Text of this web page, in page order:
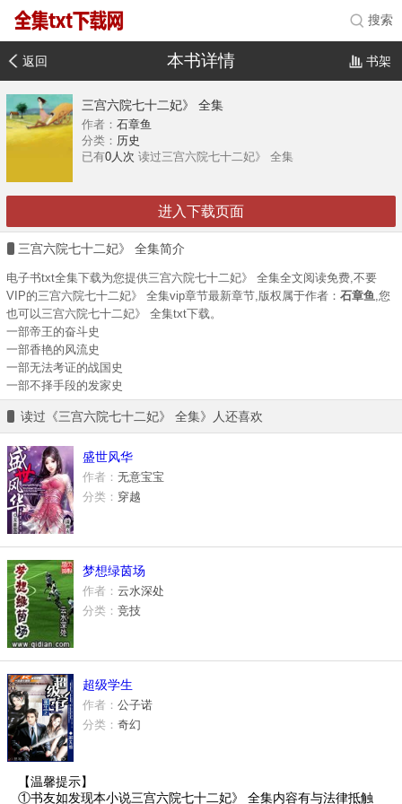
搜索
返回 本书详情 书架
三宫六院七十二妃》 全集
作者： 石章鱼
分类： 历史
已有0人次 读过三宫六院七十二妃》 全集
进入下载页面
三宫六院七十二妃》 全集简介
电子书txt全集下载为您提供三宫六院七十二妃》 全集全文阅读免费,不要
VIP的三宫六院七十二妃》 全集vip章节最新章节,版权属于作者： 石章鱼,您
也可以三宫六院七十二妃》 全集txt下载。
一部帝王的奋斗史
一部香艳的风流史
一部无法考证的战国史
一部不择手段的发家史
读过《三宫六院七十二妃》 全集》人还喜欢
盛世风华
作者： 无意宝宝
分类： 穿越
梦想绿茵场
作者： 云水深处
分类： 竞技
超级学生
作者： 公子诺
分类： 奇幻
空白历史
【温馨提示】
①书友如发现本小说三宫六院七十二妃》 全集内容有与法律抵触